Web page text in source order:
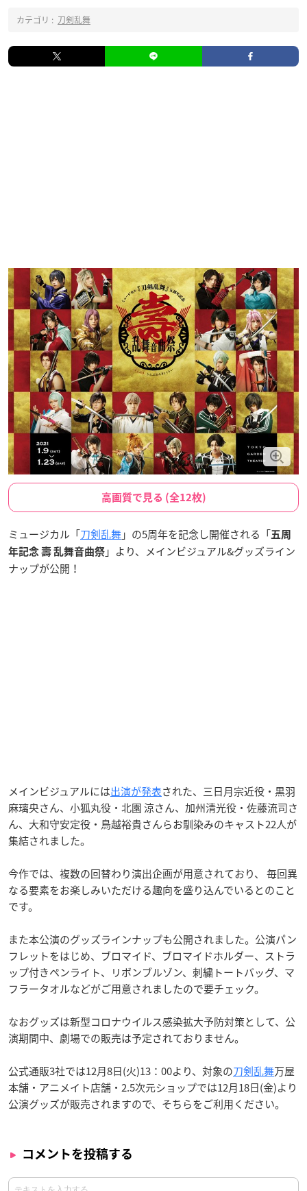
カテゴリ : 刀剣乱舞
高画質で見る (全12枚)
ミュージカル「刀剣乱舞」の5周年を記念し開催される「五周
年記念 壽 乱舞音曲祭 」より、メインビジュアル&グッズライン
ナップが公開！
メインビジュアルには出演が発表された、三日月宗近役・黒羽
麻璃央さん、小狐丸役・北園 涼さん、加州清光役・佐藤流司さ
ん、大和守安定役・鳥越裕貴さんらお馴染みのキャスト22人が
集結されました。
今作では、複数の回替わり演出企画が用意されており、 毎回異
なる要素をお楽しみいただける趣向を盛り込んでいるとのこと
です。
また本公演のグッズラインナップも公開されました。公演パン
フレットをはじめ、ブロマイド、ブロマイドホルダー、ストラ
ップ付きペンライト、リボンブルゾン、刺繍トートバッグ、マ
フラータオルなどがご用意されましたので要チェック。
なおグッズは新型コロナウイルス感染拡大予防対策として、公
演期間中、劇場での販売は予定されておりません。
公式通販3社では12月8日(火)13：00より、対象の刀剣乱舞万屋
本舗・アニメイト店舗・2.5次元ショップでは12月18日(金)より
公演グッズが販売されますので、そちらをご利用ください。
コメントを投稿する